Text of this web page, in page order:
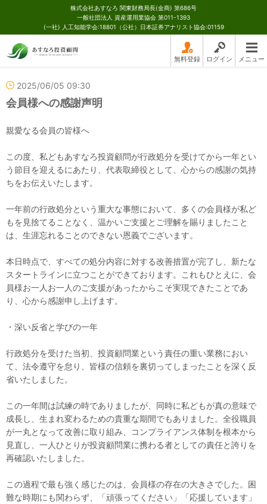
株式会社あすなろ 関東財務局長(金商) 第686号
一般社団法人 資産運用業協会 第011-1393
(一社) 人工知能学会:18801（公社）日本証券アナリスト協会:01159
無料登録 ログイン メニュー
2025/06/05 09:30
会員様への感謝声明
親愛なる会員の皆様へ
この度、私どもあすなろ投資顧問が行政処分を受けてから一年とい
う節目を迎えるにあたり、代表取締役として、心からの感謝の気持
ちをお伝えいたします。
一年前の行政処分という重大な事態において、多くの会員様が私ど
もを見捨てることなく、温かいご支援とご理解を賜りましたこと
は、生涯忘れることのできない恩義でございます。
本日時点で、すべての処分内容に対する改善措置が完了し、新たな
スタートラインに立つことができております。これもひとえに、会
員様お一人お一人のご支援があったからこそ実現できたことであ
り、心から感謝申し上げます。
・深い反省と学びの一年
行政処分を受けた当初、投資顧問業という責任の重い業務におい
て、法令遵守を怠り、皆様の信頼を裏切ってしまったことを深く反
省いたしました。
この一年間は試練の時でありましたが、同時に私どもが真の意味で
成長し、生まれ変わるための貴重な期間でもありました。全役職員
が一丸となって改善に取り組み、コンプライアンス体制を根本から
見直し、一人ひとりが投資顧問業に携わる者としての責任と誇りを
再確認いたしました。
この過程で最も強く感じたのは、会員様の存在の大きさでした。困
難な時期にも関わらず、「頑張ってください」「応援しています」